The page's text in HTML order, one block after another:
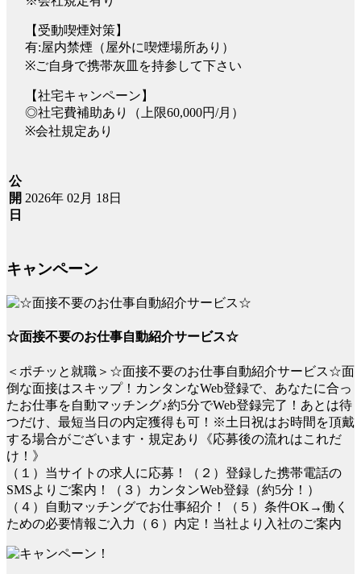
【受動喫煙対策】
有:屋内禁煙（屋外に喫煙場所あり）
※ご自身で携帯灰皿を持参して下さい
【社宅キャンペーン】
◎社宅費補助あり（上限60,000円/月）
※会社規定あり
公
開
日
2026年 02月 18日
キャンペーン
☆面接不要のお仕事自動紹介サービス☆
＜ポチッと就職＞☆面接不要のお仕事自動紹介サービス☆面
倒な面接はスキップ！カンタンなWeb登録で、あなたに合っ
たお仕事を自動マッチング♪約5分でWeb登録完了！あとは待
つだけ、最短当日の内定獲得も可！※土日祝はお時間を頂戴
する場合がございます・規定あり《応募後の流れはこれだ
け！》
（１）当サイトの求人に応募！（２）登録した携帯電話の
SMSよりご案内！（３）カンタンWeb登録（約5分！）
（４）自動マッチングでお仕事紹介！（５）条件OK→働く
ための必要情報ご入力（６）内定！当社より入社のご案内